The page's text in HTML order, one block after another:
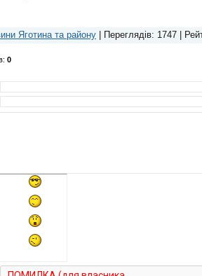
Яготина та району Переглядів: 1747 |
: 0